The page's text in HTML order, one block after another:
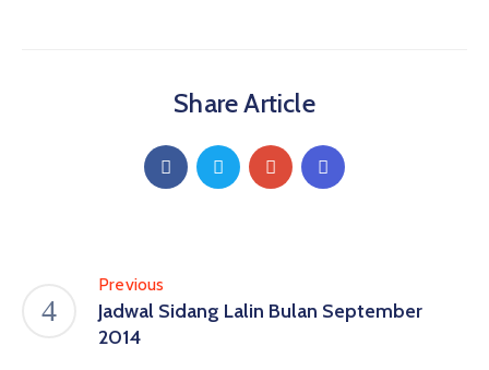
Share Article
Previous
Jadwal Sidang Lalin Bulan September
2014